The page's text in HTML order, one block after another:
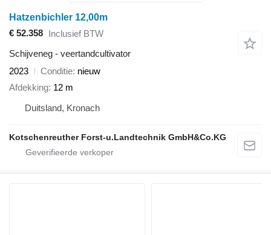
Hatzenbichler 12,00m
€ 52.358
Inclusief BTW
Schijveneg - veertandcultivator
2023
Conditie nieuw
Afdekking 12 m
Duitsland, Kronach
Kotschenreuther Forst-u.Landtechnik GmbH&Co.KG